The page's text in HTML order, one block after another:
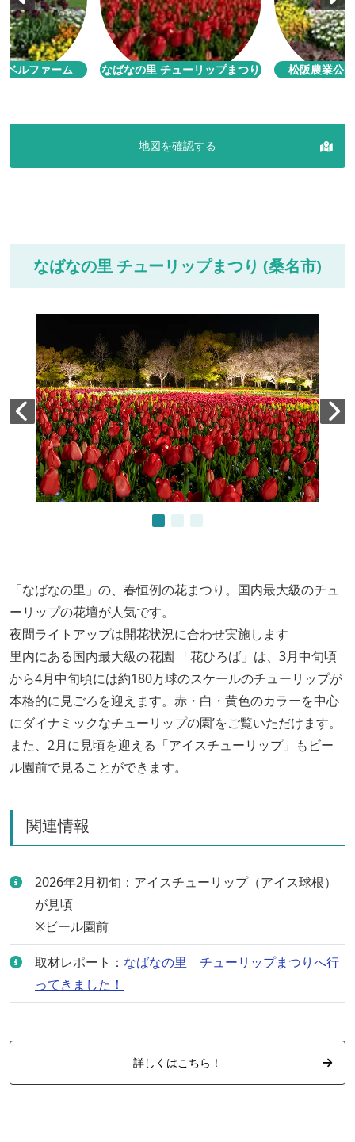
ベルファーム なばなの里 チューリップまつり 松阪農業公
地図を確認する
なばなの里 チューリップまつり (桑名市)
「なばなの里」の、春恒例の花まつり。国内最大級のチュ
ーリップの花壇が人気です。
夜間ライトアップは開花状況に合わせ実施します
里内にある国内最大級の花園 「花ひろば」は、3月中旬頃
から4月中旬頃には約180万球のスケールのチューリップが
本格的に見ごろを迎えます。赤・白・黄色のカラーを中心
にダイナミックなチューリップの園’をご覧いただけます。
また、2月に見頃を迎える「アイスチューリップ」もビー
ル園前で見ることができます。
関連情報
2026年2月初旬：アイスチューリップ（アイス球根）
が見頃
※ビール園前
取材レポート： なばなの里 チューリップまつりへ行
ってきました！
詳しくはこちら！